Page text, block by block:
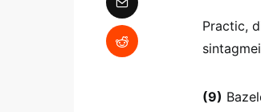
Practic,
sintagmei
(9)